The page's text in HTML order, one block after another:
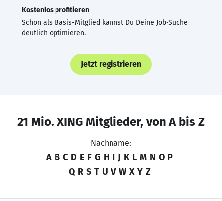
Kostenlos profitieren
Schon als Basis-Mitglied kannst Du Deine Job-Suche
deutlich optimieren.
Jetzt registrieren
21 Mio. XING Mitglieder, von A bis Z
Nachname:
A B C D E F G H I J K L M N O P
Q R S T U V W X Y Z